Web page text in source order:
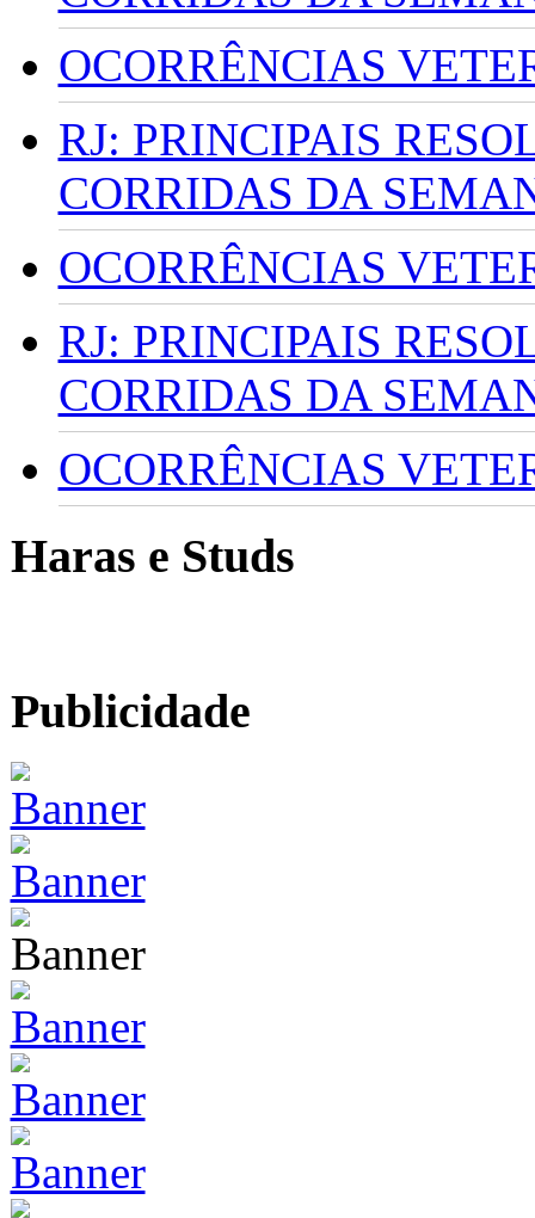
OCORRÊNCIAS
RJ: PRINCIPAIS
CORRIDAS DA
OCORRÊNCIAS
RJ: PRINCIPAIS
CORRIDAS DA
OCORRÊNCIAS
Haras e Studs
Publicidade